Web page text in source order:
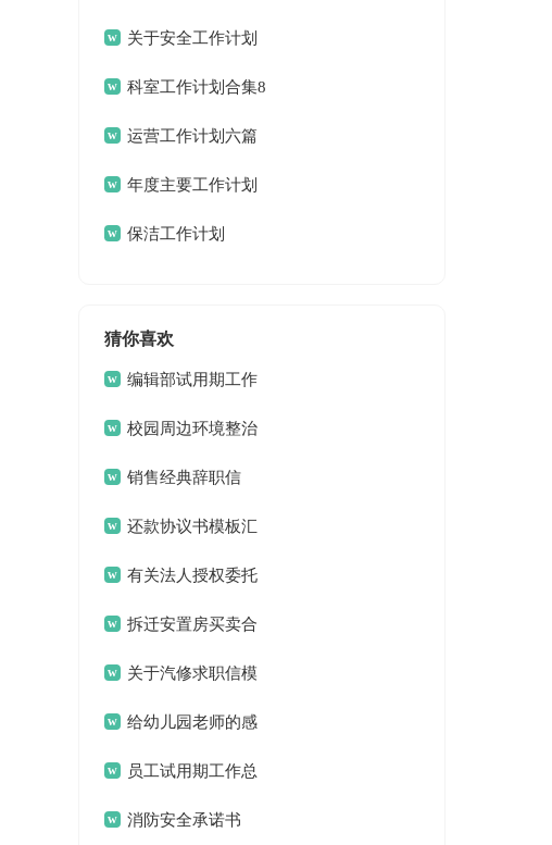
计划关于安全工作计划
锦集十篇
科室工作计划合集8
篇 运营工作计划六篇
年度主要工作计划
三篇保洁工作计划
猜你喜欢
编辑部试用期工作
总结校园周边环境整治
工作总结
销售经典辞职信
还款协议书模板汇
总9篇有关法人授权委托
书模板汇总五篇
拆迁安置房买卖合
同(合集15篇)
关于汽修求职信模
板合集8篇
给幼儿园老师的感
谢信员工试用期工作总
结15篇消防安全承诺书